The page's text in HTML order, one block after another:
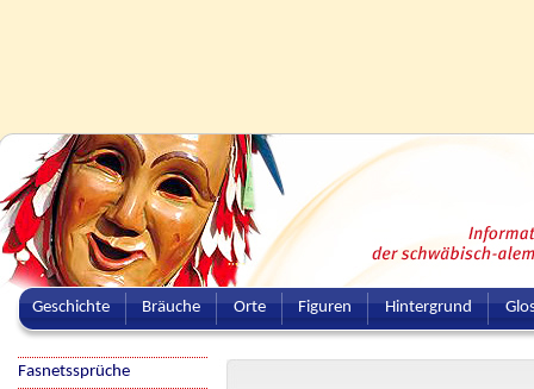
Geschichte Bräuche Orte Figuren Hintergrund
Fasnetssprüche